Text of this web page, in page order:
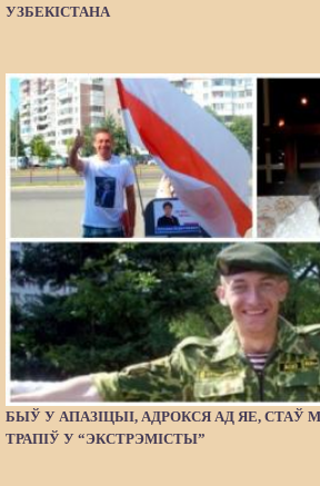
УЗБЕКІСТАНА
БЫЎ У АПАЗІЦЫІ, АДРОКСЯ АД ЯЕ, СТАЎ
ТРАПІЎ У “ЭКСТРЭМІСТЫ”